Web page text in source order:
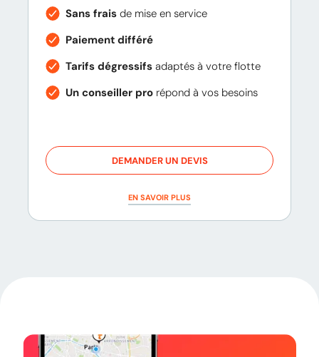
Sans fraisde mise en service
Paiement différé
Tarifs dégressifsadaptés à votre flotte
Un conseiller prorépond à vos besoins
DEMANDER UN DEVIS
EN SAVOIR PLUS